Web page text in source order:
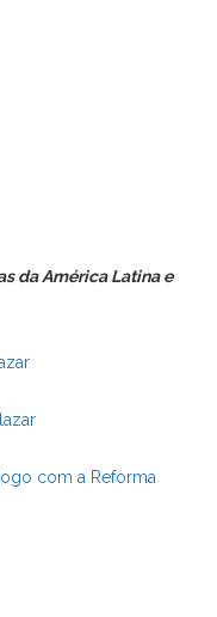
da América Latina e
com a Reforma